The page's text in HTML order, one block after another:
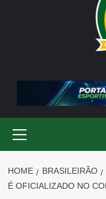
Menu
HOME BRASILEIRÃO
É OFICIALIZADO NO